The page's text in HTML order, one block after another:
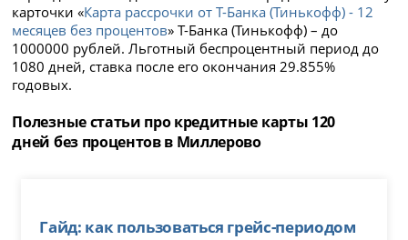
карточки «Карта рассрочки от Т-Банка (Тинькофф) - 12
месяцев без процентов» Т-Банка (Тинькофф) – до
1000000 рублей. Льготный беспроцентный период до
1080 дней, ставка после его окончания 29.855%
годовых.
Полезные статьи про кредитные карты 120
дней без процентов в Миллерово
Гайд: как пользоваться грейс-периодом